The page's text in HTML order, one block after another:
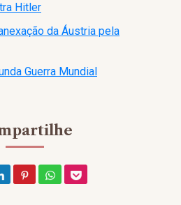
Hitler
da Áustria pela
Guerra Mundial